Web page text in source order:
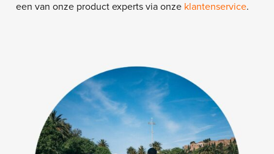
een van onze product experts via onze klantenservice.